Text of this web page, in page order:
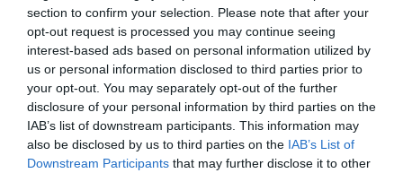
section to confirm your selection. Please note that after your
opt-out request is processed you may continue seeing
interest-based ads based on personal information utilized by
us or personal information disclosed to third parties prior to
your opt-out. You may separately opt-out of the further
disclosure of your personal information by third parties on the
IAB’s list of downstream participants. This information may
also be disclosed by us to third parties on the IAB’s List of
Downstream Participants that may further disclose it to other